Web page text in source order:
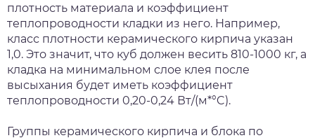
плотность материала и коэффициент
теплопроводности кладки из него. Например,
класс плотности керамического кирпича указан
1,0. Это значит, что куб должен весить 810-1000 кг, а
кладка на минимальном слое клея после
высыхания будет иметь коэффициент
теплопроводности 0,20-0,24 Вт/(м*°C).
Группы керамического кирпича и блока по